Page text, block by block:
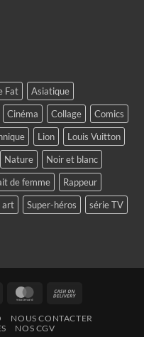
Fat
Asiatique
Cinéma Collage
Comics
Lion
Louis Vuitton
Nature
Noir et blanc
de femme
Rappeur
art Super-héros
série TV
MasterCard
Delivery
NOUS CONTACTER
NOS CGV